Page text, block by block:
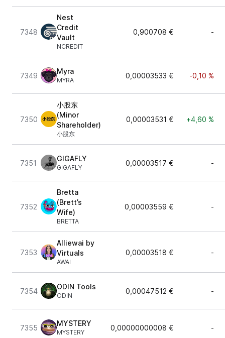
7348
Nest
Credit
Vault
NCREDIT
0,900708 € -
7349
Myra
MYRA
0,00003533 € -0,10 %
7350
小股东
(Minor
Shareholder)
小股东
0,00003531 € +4,60 %
7351
GIGAFLY
GIGAFLY
0,00003517 € -
7352
Bretta
(Brett’s
Wife)
BRETTA
0,00003559 € -
7353
Alliewai by
Virtuals
AWAI
0,00003518 € -
7354
ODIN Tools
ODIN
0,00047512 € -
7355
MYSTERY
MYSTERY
0,00000000008 € -